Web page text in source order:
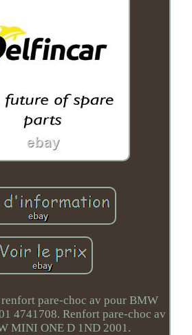
pare-choc av pour BMW
4741708. Renfort pare-choc av
MINI ONE D 1ND 2001.